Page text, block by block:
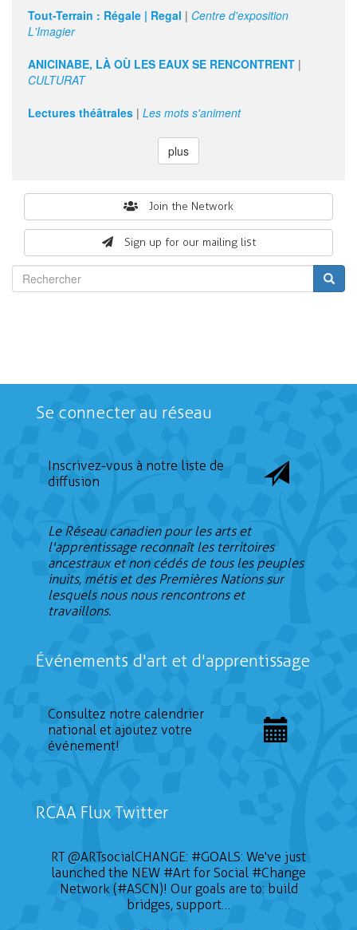
Tout-Terrain : Régale | Regal | Centre d'exposition
L'Imagier
ANICINABE, LÀ OÙ LES EAUX SE RENCONTRENT |
CULTURAT
Lectures théâtrales | Les mots s'animent
plus
Join the Network
Sign up for our mailing list
form
Se connecter au réseau
Inscrivez-vous à notre liste de
diffusion
Le Réseau canadien pour les arts et
l'apprentissage reconnaît les territoires
ancestraux et non cédés de tous les peuples
inuits, métis et des Premières Nations sur
lesquels nous nous rencontrons et
travaillons.
Événements d'art et d'apprentissage
Consultez notre calendrier
national et ajoutez votre
événement!
RCAA Flux Twitter
RT@ARTsocialCHANGE: #GOALS: We've just
launched the NEW #Art for Social #Change
Network (#ASCN)! Our goals are to: build
bridges, support…